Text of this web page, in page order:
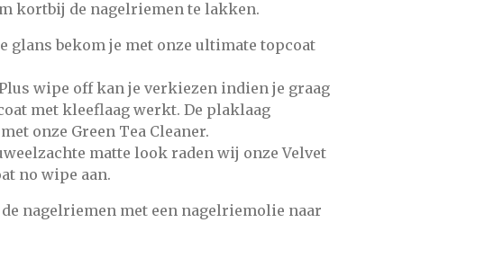
kortbij de nagelriemen te lakken.
glans bekom je met onze ultimate topcoat
wipe offkan je verkiezen indien je graag
met kleeflaag werkt. De plaklaag
onze Green Tea Cleaner.
matte look raden wij onze Velvet
no wipe aan.
nagelriemen met een nagelriemolie naar